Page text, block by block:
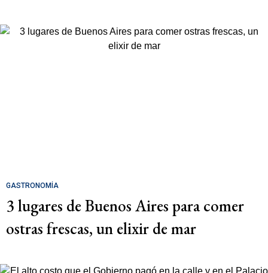
GASTRONOMÍA
3 lugares de Buenos Aires para comer
ostras frescas, un elixir de mar